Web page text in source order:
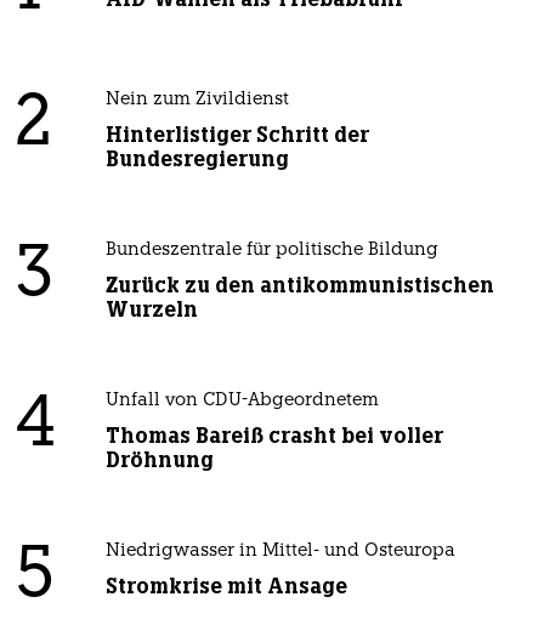
2 Nein zum Zivildienst
Hinterlistiger Schritt der
Bundesregierung
3 Bundeszentrale für politische Bildung
Zurück zu den antikommunistischen
Wurzeln
4 Unfall von CDU-Abgeordnetem
Thomas Bareiß crasht bei voller
Dröhnung
5 Niedrigwasser in Mittel- und Osteuropa
Stromkrise mit Ansage